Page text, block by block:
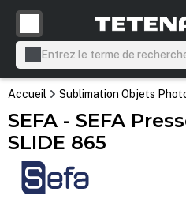
principal
Accueil Sublimation Objets
SEFA - SEFA
SLIDE 865